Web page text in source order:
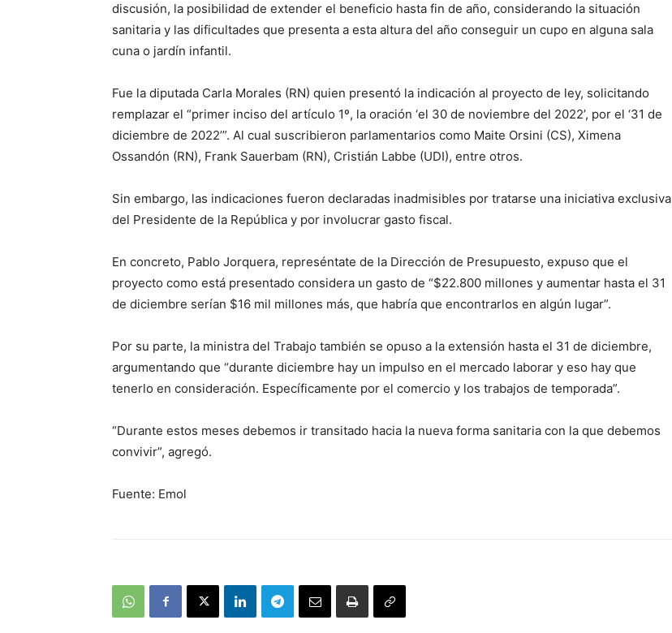
discusión, la posibilidad de extender el beneficio hasta fin de año, considerando la situación
sanitaria y las dificultades que presenta a esta altura del año conseguir un cupo en alguna sala
cuna o jardín infantil.
Fue la diputada Carla Morales (RN) quien presentó la indicación al proyecto de ley, solicitando
remplazar el “primer inciso del artículo 1º, la oración ‘el 30 de noviembre del 2022’, por el ‘31 de
diciembre de 2022’”. Al cual suscribieron parlamentarios como Maite Orsini (CS), Ximena
Ossandón (RN), Frank Sauerbam (RN), Cristián Labbe (UDI), entre otros.
Sin embargo, las indicaciones fueron declaradas inadmisibles por tratarse una iniciativa exclusiva
del Presidente de la República y por involucrar gasto fiscal.
En concreto, Pablo Jorquera, represéntate de la Dirección de Presupuesto, expuso que el
proyecto como está presentado considera un gasto de “$22.800 millones y aumentar hasta el 31
de diciembre serían $16 mil millones más, que habría que encontrarlos en algún lugar”.
Por su parte, la ministra del Trabajo también se opuso a la extensión hasta el 31 de diciembre,
argumentando que “durante diciembre hay un impulso en el mercado laborar y eso hay que
tenerlo en consideración. Específicamente por el comercio y los trabajos de temporada”.
“Durante estos meses debemos ir transitado hacia la nueva forma sanitaria con la que debemos
convivir”, agregó.
Fuente: Emol